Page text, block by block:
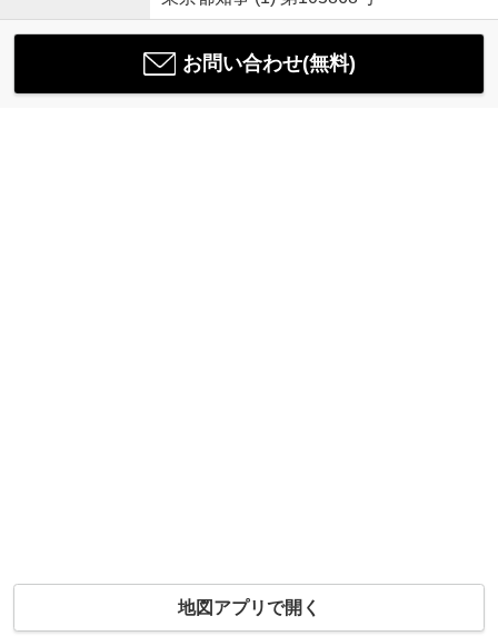
お問い合わせ(無料)
地図アプリで開く